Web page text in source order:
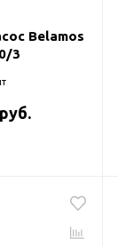
Belamos
3